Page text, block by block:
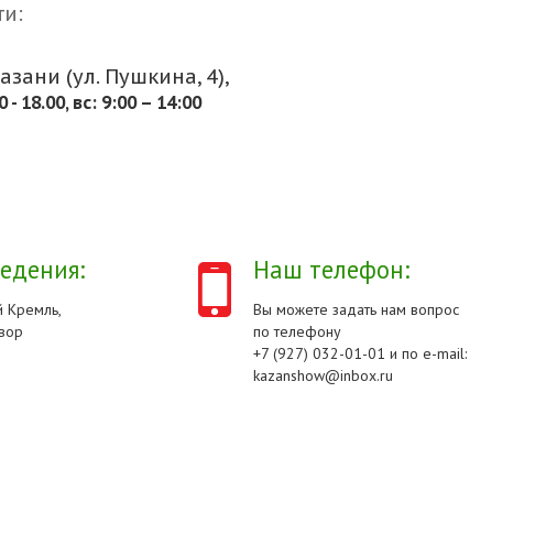
(ул. Пушкина, 4),
- 18.00, вс: 9:00 – 14:00
Кремль,
Наш телефон:
Вы можете задать нам вопрос
по телефону
+7 (927) 032-01-01 и по e-mail:
kazanshow@inbox.ru